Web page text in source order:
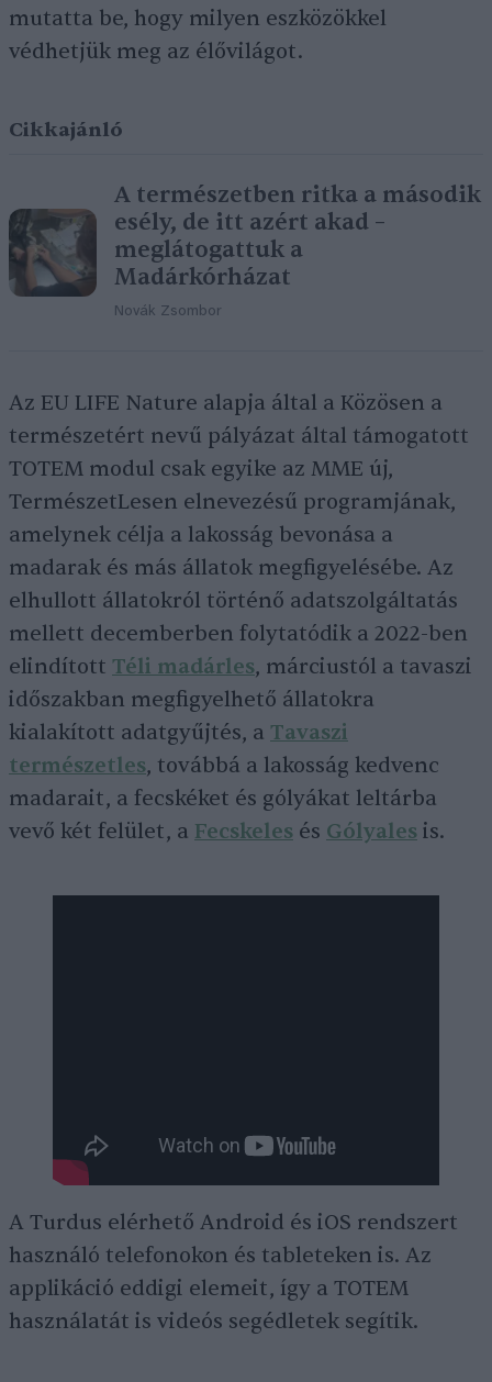
mutatta be, hogy milyen eszközökkel
védhetjük meg az élővilágot.
Cikkajánló
A természetben ritka a második
esély, de itt azért akad –
meglátogattuk a
Madárkórházat
Novák Zsombor
Az EU LIFE Nature alapja által a Közösen a
természetért nevű pályázat által támogatott
TOTEM modul csak egyike az MME új,
TermészetLesen elnevezésű programjának,
amelynek célja a lakosság bevonása a
madarak és más állatok megfigyelésébe. Az
elhullott állatokról történő adatszolgáltatás
mellett decemberben folytatódik a 2022-ben
elindított Téli madárles, márciustól a tavaszi
időszakban megfigyelhető állatokra
kialakított adatgyűjtés, a Tavaszi
természetles, továbbá a lakosság kedvenc
madarait, a fecskéket és gólyákat leltárba
vevő két felület, a Fecskeles és Gólyales is.
A Turdus elérhető Android és iOS rendszert
használó telefonokon és tableteken is. Az
applikáció eddigi elemeit, így a TOTEM
használatát is videós segédletek segítik.